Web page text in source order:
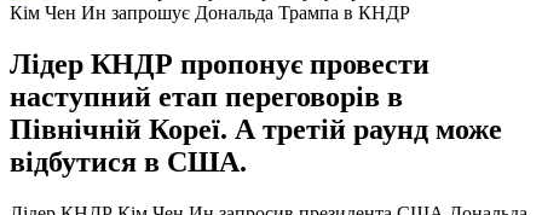
Кім Чен Ин запрошує Дональда Трампа в КНДР
Лідер КНДР пропонує провести
наступний етап переговорів в
Північній Кореї. А третій раунд може
відбутися в США.